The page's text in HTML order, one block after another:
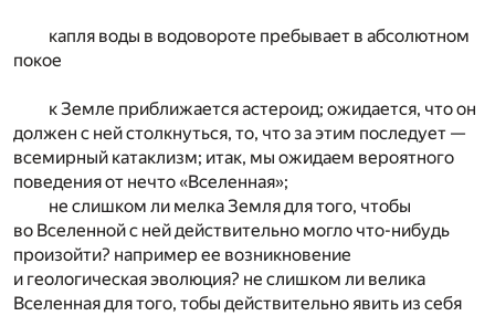
капля воды в водовороте пребывает в абсолютном
покое
к Земле приближается астероид; ожидается, что он
должен с ней столкнуться, то, что за этим последует —
всемирный катаклизм; итак, мы ожидаем вероятного
поведения от нечто «Вселенная»;
не слишком ли мелка Земля для того, чтобы
во Вселенной с ней действительно могло что-нибудь
произойти? например ее возникновение
и геологическая эволюция? не слишком ли велика
Вселенная для того, тобы действительно явить из себя